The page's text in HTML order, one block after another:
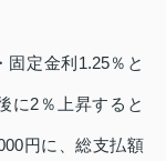
固定金利1.25％と
に2％上昇すると
円に、総支払額